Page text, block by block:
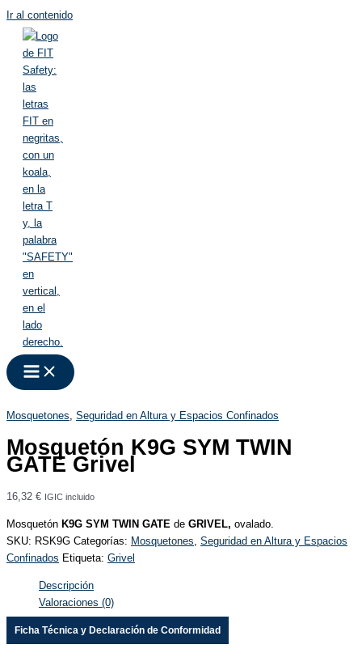
Ir al contenido
Mosquetones, Seguridad en Altura y Espacios Confinados
Mosquetón K9G SYM TWIN
GATE Grivel
16,32 € IGIC incluido
Mosquetón K9G SYM TWIN GATE de GRIVEL, ovalado.
SKU: RSK9G Categorías: Mosquetones, Seguridad en Altura y Espacios
Confinados Etiqueta: Grivel
Descripción
Valoraciones (0)
Ficha Técnica y Declaración de Conformidad